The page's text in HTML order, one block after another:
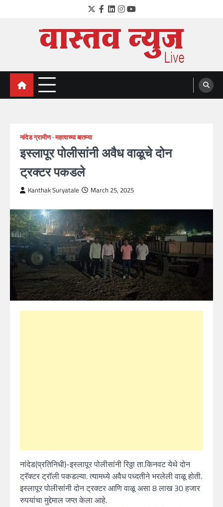
Twitter
Facebook
LinkedIn
Instagram
YouTube
VastavNEWSLive.com
a leading NEWS portal of Maharahstra
नांदेड ग्रामीण महत्वाच्या बातम्या
इस्लापूर पोलीसांनी अवैध वाळूचे दोन
ट्रक्टर पकडले
Kanthak Suryatale March 25, 2025
नांदेड(प्रतिनिधी)-इस्लापूर पोलीसांनी रिठ्ठा ता.किनवट येथे दोन
ट्रॅक्टर ट्रॉली पकडल्या. त्यामध्ये अवैध पध्दतीने भरलेली वाळू होती.
इस्लापूर पोलीसांनी दोन ट्रक्टर आणि वाळू असा 8 लाख 30 हजार
रुपयांचा मुद्देमाल जप्त केला आहे.